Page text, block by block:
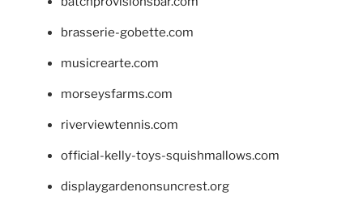
brasserie-gobette.com
musicrearte.com
morseysfarms.com
riverviewtennis.com
official-kelly-toys-squishmallows.com
displaygardenonsuncrest.org